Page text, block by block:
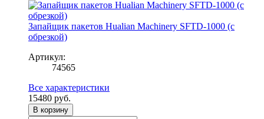
Запайщик пакетов Hualian Machinery SFTD-1000 (с
обрезкой)
Артикул:
74565
Все характеристики
15480 руб.
В корзину